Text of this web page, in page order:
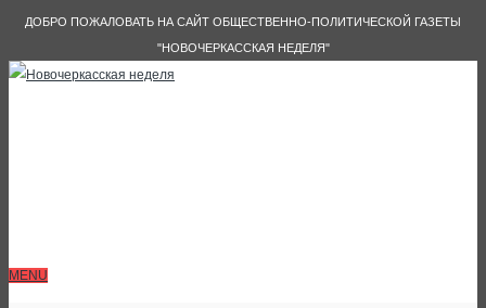
ДОБРО ПОЖАЛОВАТЬ НА САЙТ ОБЩЕСТВЕННО-ПОЛИТИЧЕСКОЙ ГАЗЕТЫ
"НОВОЧЕРКАССКАЯ НЕДЕЛЯ"
MENU